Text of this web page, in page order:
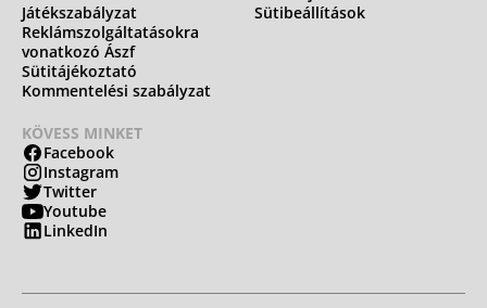
Játékszabályzat
Reklámszolgáltatásokra
vonatkozó Ászf
Sütitájékoztató
Kommentelési szabályzat
Sütibeállítások
KÖVESS MINKET
Facebook
Instagram
Twitter
Youtube
LinkedIn